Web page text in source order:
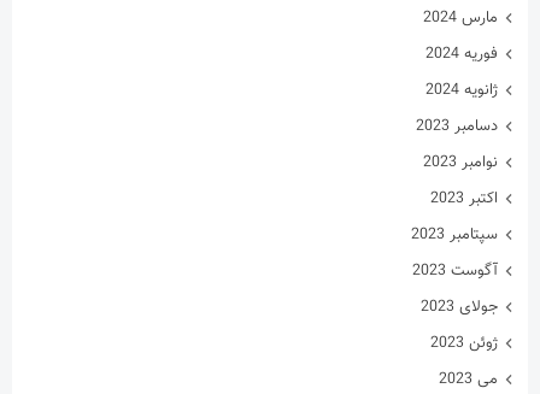
مارس 2024
فوریه 2024
ژانویه 2024
دسامبر 2023
نوامبر 2023
اکتبر 2023
سپتامبر 2023
آگوست 2023
جولای 2023
ژوئن 2023
می 2023